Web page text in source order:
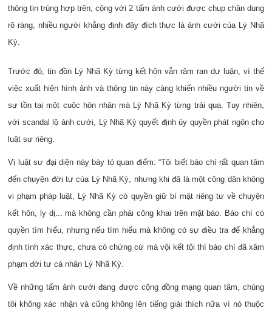
thông tin trùng hợp trên, cộng với 2 tấm ảnh cưới được chụp chân dung
rõ ràng, nhiều người khẳng định đây đích thực là ảnh cưới của Lý Nhã
Kỳ.
Trước đó, tin đồn Lý Nhã Kỳ từng kết hôn vẫn râm ran dư luận, vì thế
việc xuất hiện hình ảnh và thông tin này càng khiến nhiều người tin về
sự tồn tại một cuộc hôn nhân mà Lý Nhã Kỳ từng trải qua. Tuy nhiên,
với scandal lộ ảnh cưới, Lý Nhã Kỳ quyết định ủy quyền phát ngôn cho
luật sư riêng.
Vị luật sư đại diện này bày tỏ quan điểm: “Tôi biết báo chí rất quan tâm
đến chuyện đời tư của Lý Nhã Kỳ, nhưng khi đã là một công dân không
vi phạm pháp luật, Lý Nhã Kỳ có quyền giữ bí mật riêng tư về chuyện
kết hôn, ly dị... mà không cần phải công khai trên mặt báo. Báo chí có
quyền tìm hiểu, nhưng nếu tìm hiểu mà không có sự điều tra để khẳng
định tính xác thực, chưa có chứng cứ mà vội kết tội thì báo chí đã xâm
phạm đời tư cá nhân Lý Nhã Kỳ.
Về những tấm ảnh cưới đang được cộng đồng mạng quan tâm, chúng
tôi không xác nhận và cũng không lên tiếng giải thích nữa vì nó thuộc